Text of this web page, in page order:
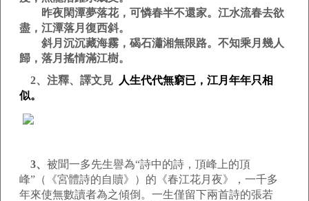
昨夜閑潭夢落花，可憐春半不還家。江水流春去欲
盡，江潭落月復西斜。
斜月沉沉藏海霧，碣石瀟湘無限路。不知乘月幾人
歸，落月搖情滿江樹。
2、注釋、譯文見
人生代代無窮已，江月年年只相
似。
3、 被聞一多先生譽為“詩中的詩，頂峰上的頂
峰”（《宮體詩的自贖》）的《春江花月夜》，一千多
年來使無數讀者為之傾倒。一生僅留下兩首詩的張若